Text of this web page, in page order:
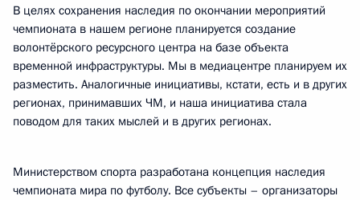
В целях сохранения наследия по окончании мероприятий
чемпионата в нашем регионе планируется создание
волонтёрского ресурсного центра на базе объекта
временной инфраструктуры. Мы в медиацентре планируем их
разместить. Аналогичные инициативы, кстати, есть и в других
регионах, принимавших ЧМ, и наша инициатива стала
поводом для таких мыслей и в других регионах.
Министерством спорта разработана концепция наследия
чемпионата мира по футболу. Все субъекты – организаторы